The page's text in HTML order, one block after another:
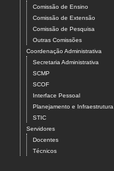
Comissão de Ensino
Comissão de Extensão
Comissão de Pesquisa
Outras Comissões
Coordenação Administrativa
Secretaria Administrativa
SCMP
SCOF
Interface Pessoal
Planejamento e Infraestrutura
STIC
Servidores
Docentes
Técnicos